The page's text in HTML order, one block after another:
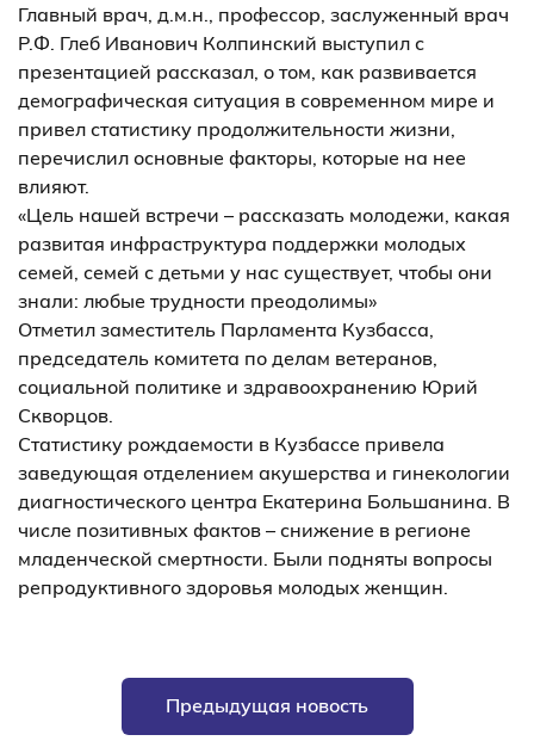
Главный врач, д.м.н., профессор, заслуженный врач
Р.Ф. Глеб Иванович Колпинский выступил с
презентацией рассказал, о том, как развивается
демографическая ситуация в современном мире и
привел статистику продолжительности жизни,
перечислил основные факторы, которые на нее
влияют.
«Цель нашей встречи – рассказать молодежи, какая
развитая инфраструктура поддержки молодых
семей, семей с детьми у нас существует, чтобы они
знали: любые трудности преодолимы»
Отметил заместитель Парламента Кузбасса,
председатель комитета по делам ветеранов,
социальной политике и здравоохранению Юрий
Скворцов.
Статистику рождаемости в Кузбассе привела
заведующая отделением акушерства и гинекологии
диагностического центра Екатерина Большанина. В
числе позитивных фактов – снижение в регионе
младенческой смертности. Были подняты вопросы
репродуктивного здоровья молодых женщин.
Предыдущая новость